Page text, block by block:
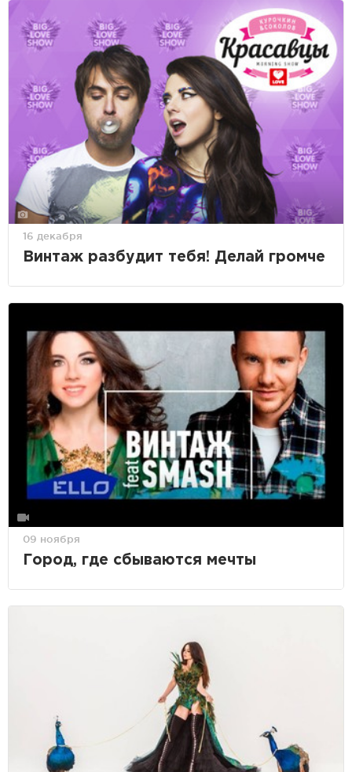
16 декабря
Винтаж разбудит тебя! Делай громче
09 ноября
Город, где сбываются мечты